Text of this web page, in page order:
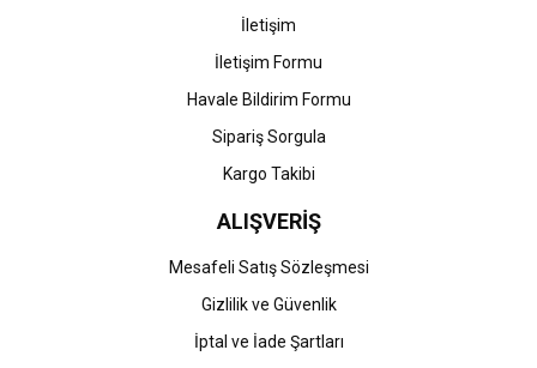
Gönder
İletişim
İletişim Formu
Havale Bildirim Formu
Sipariş Sorgula
Kargo Takibi
ALIŞVERİŞ
Mesafeli Satış Sözleşmesi
Gizlilik ve Güvenlik
İptal ve İade Şartları